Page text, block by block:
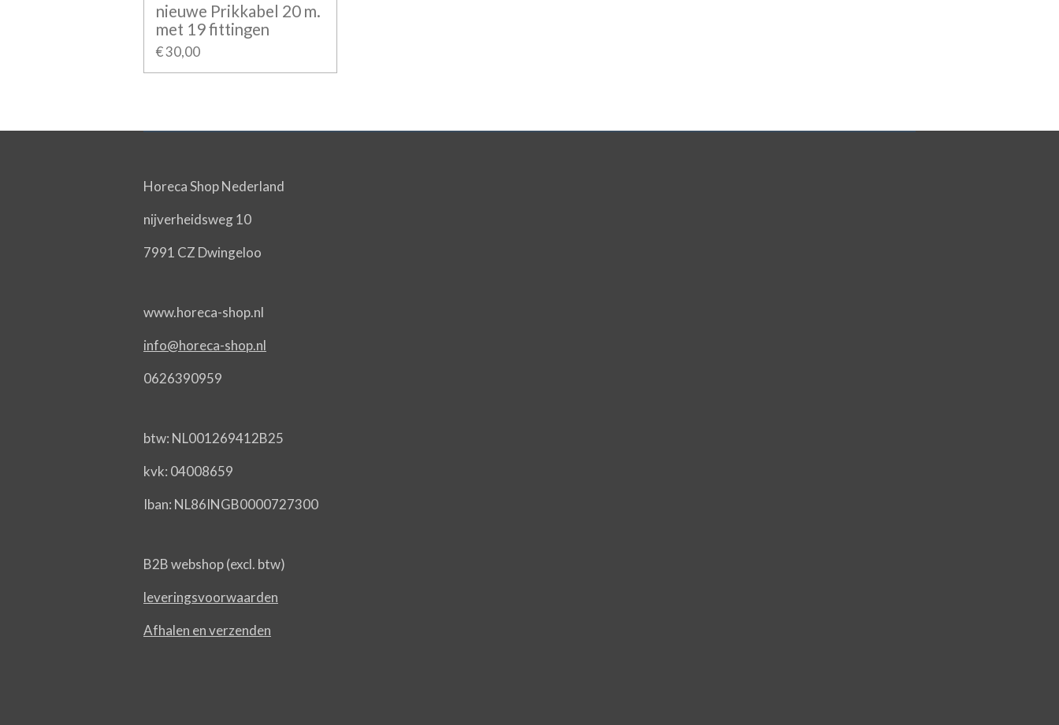
nieuwe Prikkabel 20 m.
met 19 fittingen
€ 30,00
Horeca Shop Nederland
nijverheidsweg 10
7991 CZ Dwingeloo
www.horeca-shop.nl
info@horeca-shop.nl
0626390959
btw: NL001269412B25
kvk: 04008659
Iban: NL86INGB0000727300
B2B webshop (excl. btw)
leveringsvoorwaarden
Afhalen en verzenden